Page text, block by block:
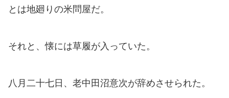
とは地廻りの米問屋だ。
それと、懐には草履が入っていた。
八月二十七日、老中田沼意次が辞めさせられた。